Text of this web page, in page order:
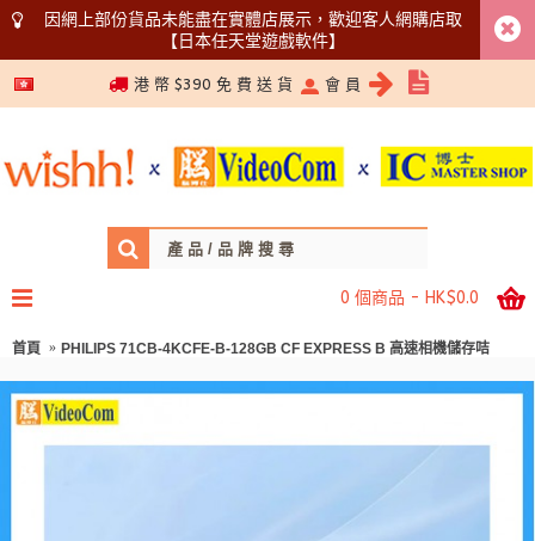
因網上部份貨品未能盡在實體店展示，歡迎客人網購店取
【日本任天堂遊戲軟件】
5366 1340
港 幣 $390 免 費 送 貨 會 員
0 個商品 - HK$0.0
首頁 PHILIPS 71CB-4KCFE-B-128GB CF EXPRESS B 高速相機儲存咭